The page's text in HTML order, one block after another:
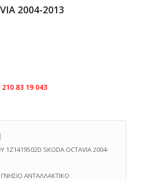
2004-2013
SKODA OCTAVIA 2004-
ΑΝΤΑΛΛΑΚΤΙΚO